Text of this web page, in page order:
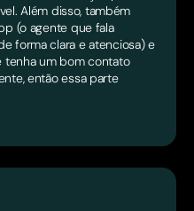
Além disso, também
(o agente que fala
forma clara e atenciosa) e
tenha um bom contato
então essa parte